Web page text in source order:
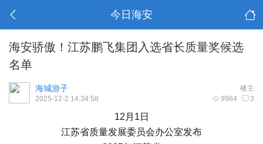
今日海安
海安骄傲！江苏鹏飞集团入选省长质量奖候选
名单
楼主
海城游子
9984 3
2025-12-2 14:34:58
12月1日
江苏省质量发展委员会办公室发布